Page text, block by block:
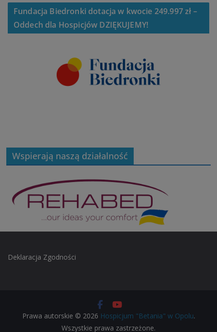
Fundacja Biedronki dotacja w kwocie 249.997 zł –
Oddech dla Hospicjów DZIĘKUJEMY!
Wspierają naszą działalność
Deklaracja Zgodności
Prawa autorskie © 2026 Hospicjum "Betania" w Opolu.
Wszystkie prawa zastrzeżone.